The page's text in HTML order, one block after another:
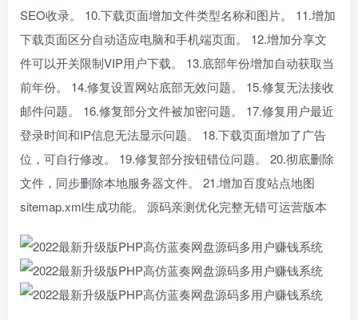
SEO收录。 10.下载页面增加文件类型名称和图片。 11.增加
下载页面区分自动适应电脑和手机端页面。 12.增加分享文
件可以开关限制VIP用户下载。 13.底部年份增加自动获取当
前年份。 14.修复设置网站底部无效问题。 15.修复无法接收
邮件问题。 16.修复部分文件被加密问题。 17.修复用户最近
登录时间和IP信息无法显示问题。 18.下载页面增加了广告
位，可自行修改。 19.修复部分按钮错位问题。 20.彻底删除
文件，同步删除本地服务器文件。 21.增加百度站点地图
sitemap.xml生成功能。 源码亲测优化完整无错可运营版本